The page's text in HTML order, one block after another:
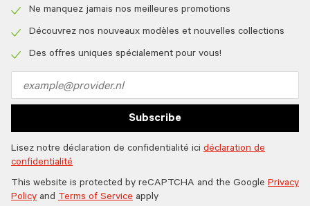
icon
Ne manquez jamais nos meilleures promotions
icon
Découvrez nos nouveaux modèles et nouvelles collections
Des offres uniques spécialement pour vous!
address
Subscribe
Lisez notre déclaration de confidentialité ici déclaration de
confidentialité
This website is protected by reCAPTCHA and the Google Privacy
Policy and Terms of Service apply